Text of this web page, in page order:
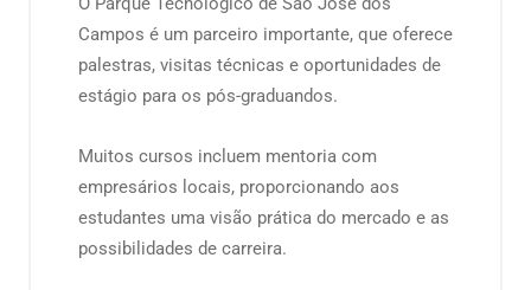
Campos é um parceiro importante, que oferece
palestras, visitas técnicas e oportunidades de
estágio para os pós-graduandos.
Muitos cursos incluem mentoria com
empresários locais, proporcionando aos
estudantes uma visão prática do mercado e as
possibilidades de carreira.